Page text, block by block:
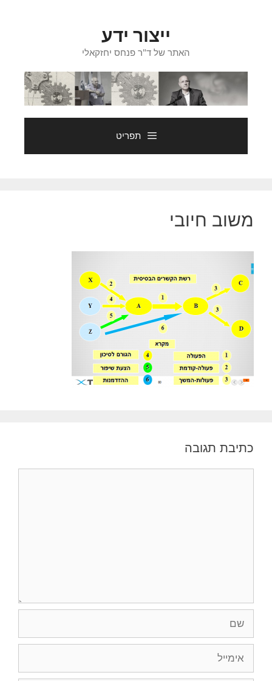
ייצור ידע
האתר של ד"ר פנחס יחזקאלי
תפריט
משוב חיובי
כתיבת תגובה